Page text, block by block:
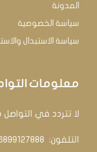
المدونة
سياسة الخصوصية
سياسة الاستبدال
معلومات
لا تتردد في التواصل
التلفون: ‏